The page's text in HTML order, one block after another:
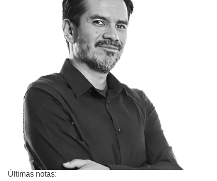
Últimas notas: